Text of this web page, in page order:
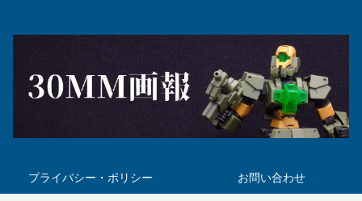
プライバシー・ポリシー お問い合わせ